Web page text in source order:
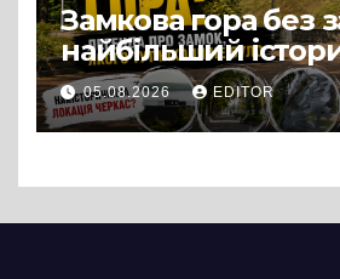
Замкова гора без
найбільший
міф Черкас
05.08.2026 EDITOR